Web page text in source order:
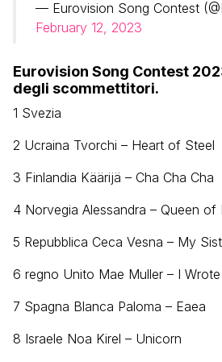
— Eurovision Song Contest
February 12, 2023
Eurovision Song Contest
degli scommettitori.
1 Svezia
2 Ucraina Tvorchi – Heart of Steel
3 Finlandia Käärijä – Cha Cha Cha
4 Norvegia Alessandra – Queen of
5 Repubblica Ceca Vesna – My
6 regno Unito Mae Muller – I
7 Spagna Blanca Paloma – Eaea
8 Israele Noa Kirel – Unicorn